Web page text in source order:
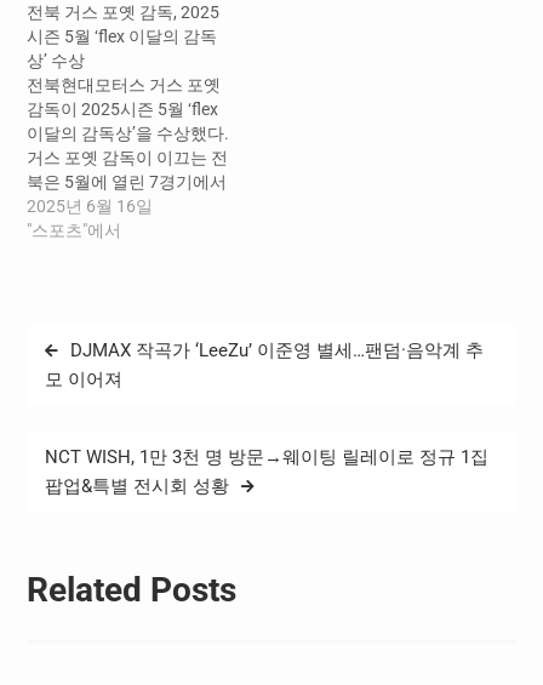
였던 1라운드 인천전(2대1
승)을 시작으로, 3라운드 제
주전(2대1 승), 4라운드 포항
전(1대0 승)에서 연승을 이
어갔고, 특히 5라운드 광주
전 5대0 승리로 상승세에…
전북 거스 포옛 감독, 2025
시즌 5월 ‘flex 이달의 감독
상’ 수상
전북현대모터스 거스 포옛
감독이 2025시즌 5월 ‘flex
이달의 감독상’을 수상했다.
거스 포옛 감독이 이끄는 전
북은 5월에 열린 7경기에서
5승 2무를 기록하며 무패행
진을 달렸다. 5월 한 달간 전
라운드 서울전에서 1대0으
로 승리하며 기분 좋은…
2025년 6월 16일
"스포츠"에서
글
탐
DJMAX 작곡가 ‘LeeZu’ 이준영 별세…팬덤·음악계 추
모 이어져
NCT WISH, 1만 3천 명 방문→웨이팅 릴레이로 정규 1집
팝업&특별 전시회 성황
Related Posts